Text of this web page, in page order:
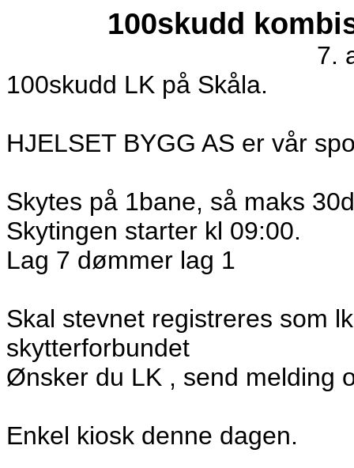
100skudd
7.
100skudd LK på Skåla.
HJELSET BYGG AS er vår
Skytes på 1bane, så maks
Skytingen starter kl 09:00.
Lag 7 dømmer lag 1
Skal stevnet registreres som
skytterforbundet
Ønsker du LK , send melding
Enkel kiosk denne dagen.